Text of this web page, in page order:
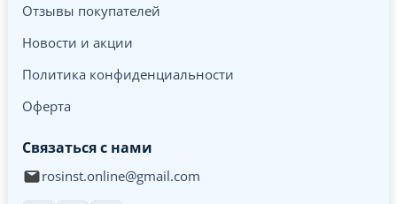
Отзывы покупателей
Новости и акции
Политика конфиденциальности
Оферта
Связаться с нами
rosinst.online@gmail.com